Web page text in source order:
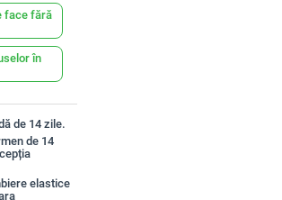
face fără
în
de 14 zile.
de 14
elastice